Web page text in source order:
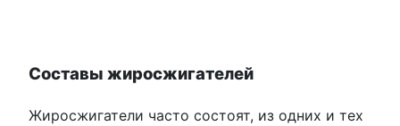
Составы жиросжигателей
Жиросжигатели часто состоят, из одних и тех